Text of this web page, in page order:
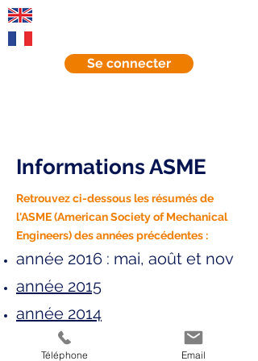
Se connecter
Informations ASME
Retrouvez ci-dessous les résumés de
l'ASME (American Society of Mechanical
Engineers) des années précédentes :
année 2016 : mai, août et nov
année 2015
année 2014
année 2013
Téléphone Email